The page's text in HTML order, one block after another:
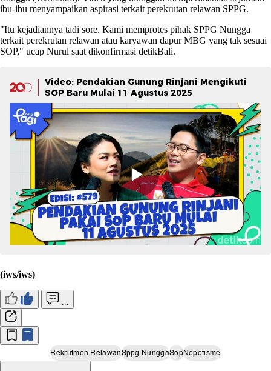
ibu-ibu menyampaikan aspirasi terkait perekrutan relawan SPPG.
"Itu kejadiannya tadi sore. Kami memprotes pihak SPPG Nungga
terkait perekrutan relawan atau karyawan dapur MBG yang tak sesuai
SOP," ucap Nurul saat dikonfirmasi detikBali.
Video: Pendakian Gunung Rinjani Mengikuti
SOP Baru Mulai 11 Agustus 2025
(iws/iws)
Rekrutmen RelawanSppg NunggaSopNepotisme